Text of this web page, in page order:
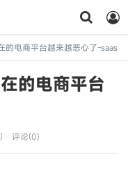
的电商平台越来越恶心了-saas
的电商平台
评论(0)